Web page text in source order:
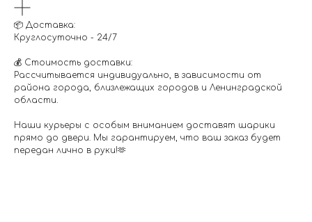
📦 Доставка:
Круглосуточно - 24/7
💰 Стоимость доставки:
Рассчитывается индивидуально, в зависимости от
района города, близлежащих городов и Ленинградской
области.
Наши курьеры с особым вниманием доставят шарики
прямо до двери. Мы гарантируем, что ваш заказ будет
передан лично в руки!🫶